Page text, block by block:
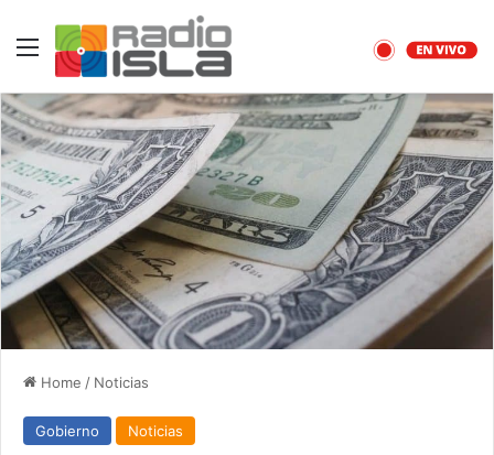
Menu
Home / Noticias
Gobierno Noticias